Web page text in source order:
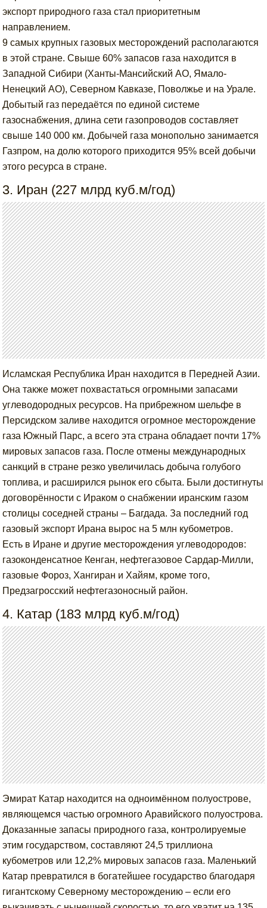
экспорт природного газа стал приоритетным
направлением.
9 самых крупных газовых месторождений располагаются
в этой стране. Свыше 60% запасов газа находится в
Западной Сибири (Ханты-Мансийский АО, Ямало-
Ненецкий АО), Северном Кавказе, Поволжье и на Урале.
Добытый газ передаётся по единой системе
газоснабжения, длина сети газопроводов составляет
свыше 140 000 км. Добычей газа монопольно занимается
Газпром, на долю которого приходится 95% всей добычи
этого ресурса в стране.
3. Иран (227 млрд куб.м/год)
Исламская Республика Иран находится в Передней Азии.
Она также может похвастаться огромными запасами
углеводородных ресурсов. На прибрежном шельфе в
Персидском заливе находится огромное месторождение
газа Южный Парс, а всего эта страна обладает почти 17%
мировых запасов газа. После отмены международных
санкций в стране резко увеличилась добыча голубого
топлива, и расширился рынок его сбыта. Были достигнуты
договорённости с Ираком о снабжении иранским газом
столицы соседней страны – Багдада. За последний год
газовый экспорт Ирана вырос на 5 млн кубометров.
Есть в Иране и другие месторождения углеводородов:
газоконденсатное Кенган, нефтегазовое Сардар-Милли,
газовые Фороз, Хангиран и Хайям, кроме того,
Предзагросский нефтегазоносный район.
4. Катар (183 млрд куб.м/год)
Эмират Катар находится на одноимённом полуострове,
являющемся частью огромного Аравийского полуострова.
Доказанные запасы природного газа, контролируемые
этим государством, составляют 24,5 триллиона
кубометров или 12,2% мировых запасов газа. Маленький
Катар превратился в богатейшее государство благодаря
гигантскому Северному месторождению – если его